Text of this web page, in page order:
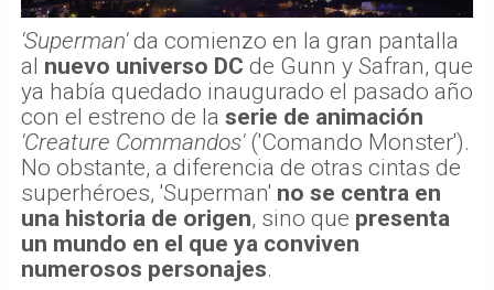
'Superman'da comienzo en la gran pantalla
al nuevo universo DC de Gunn y Safran, que
ya había quedado inaugurado el pasado año
con el estreno de la serie de animación
'Creature Commandos'('Comando Monster').
No obstante, a diferencia de otras cintas de
superhéroes, 'Superman' no se centra en
una historia de origen, sino que presenta
un mundo en el que ya conviven
numerosos personajes.